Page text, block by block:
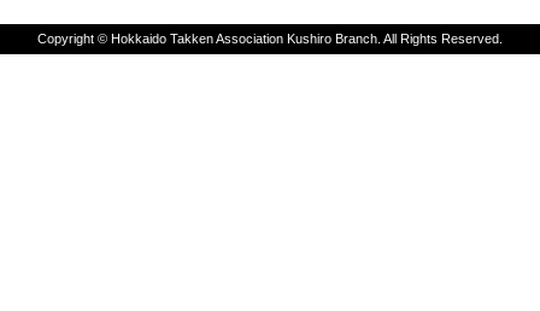
Copyright © Hokkaido Takken Association Kushiro Branch. All Rights Reserved.